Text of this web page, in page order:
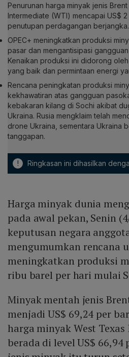
Penurunan harga minyak jenis
Intermediate (WTI) mencapai US$
penutupan perdagangan berjangka.
OPEC+ meningkatkan produksi
pasar dan mengantisipasi
Kenaikan produksi ini didorong
yang baik dan permintaan energi
Rencana peningkatan produksi
kekhawatiran atas gangguan
kebakaran kilang di Sochi akibat
Ukraina. Rusia mengklaim telah
drone Ukraina, sementara Ukraina
tanggapan.
! Ringkasan ini dihasilkan
Harga minyak dunia
pada awal pekan, Senin
keputusan negara
mengumumkan rencana
meningkatkan produksi
ribu barel per hari mulai
Minyak mentah jenis
menjadi US$ 69,24 per
harga minyak West
berada di level US$ 66,94